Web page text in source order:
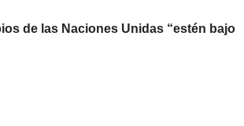
de las Naciones Unidas “estén bajo